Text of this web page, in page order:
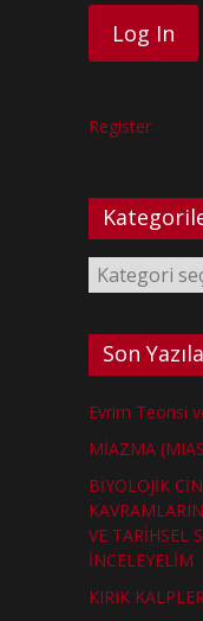
Register
Kategoriler
Son
Evrim Teorisi
MİAZMA
BİYOLOJİK
VE TARİHSEL
İNCELEYELİM
KIRIK